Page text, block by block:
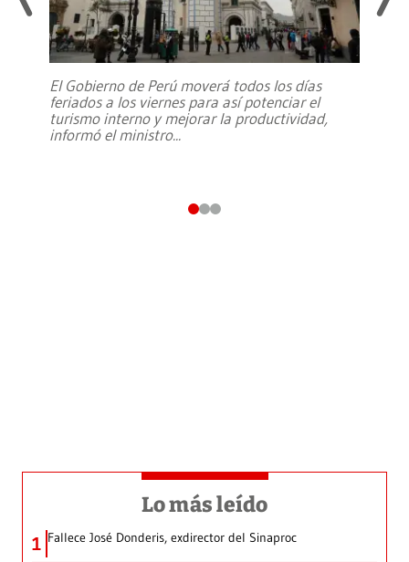
El Gobierno de Perú moverá todos los días
feriados a los viernes para así potenciar el
turismo interno y mejorar la productividad,
informó el ministro...
Lo más leído
1 Fallece José Donderis, exdirector del Sinaproc